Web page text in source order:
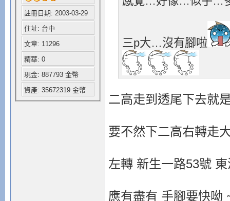
註冊日期: 2003-03-29
住址: 台中
文章: 11296
精華: 0
現金: 887793 金幣
資產: 35672319 金幣
三p大…沒有腳啦
二高走到透尾下去就
要不然下二高右轉走
左轉 新生一路53號
應有盡有 手腳要快呦